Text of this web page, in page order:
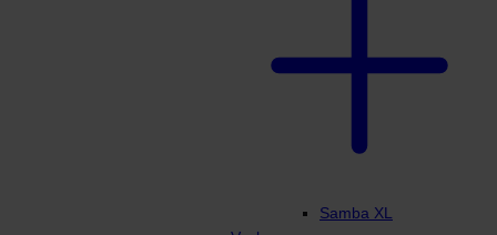
Samba XL